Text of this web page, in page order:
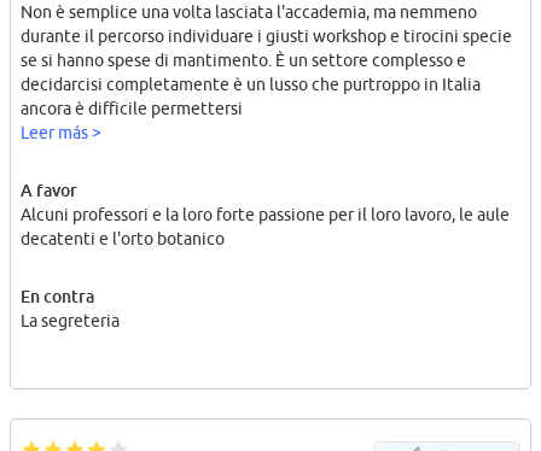
Non è semplice una volta lasciata l'accademia, ma nemmeno
durante il percorso individuare i giusti workshop e tirocini specie
se si hanno spese di mantimento. È un settore complesso e
decidarcisi completamente è un lusso che purtroppo in Italia
ancora è difficile permettersi
Leer más >
A favor
Alcuni professori e la loro forte passione per il loro lavoro, le aule
decatenti e l'orto botanico
En contra
La segreteria